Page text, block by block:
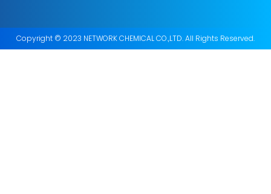
Copyright © 2023 NETWORK CHEMICAL CO.,LTD. All Rights Reserved.